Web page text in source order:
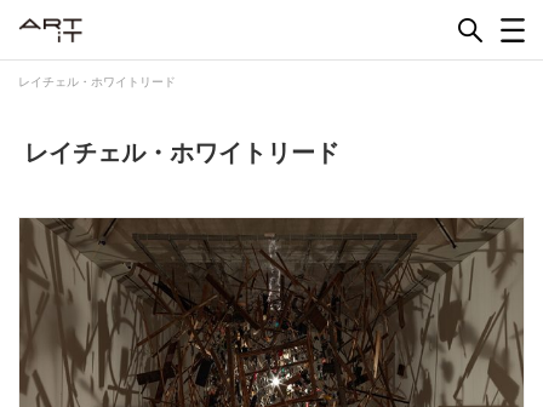
レイチェル・ホワイトリード
レイチェル・ホワイトリード